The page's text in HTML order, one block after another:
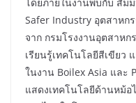
Safer Industry อุตสาหก
จาก กรมโรงงานอุตสาห
เรียนรู้เทคโนโลยีสีเขียว
ในงาน Boilex Asia และ
แสดงเทคโนโลยีด้านหม้อ